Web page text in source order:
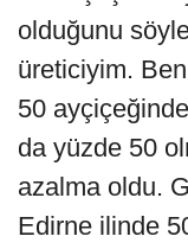
olduğunu
üreticiyim.
50
da yüzde 50
azalma oldu.
Edirne ilinde